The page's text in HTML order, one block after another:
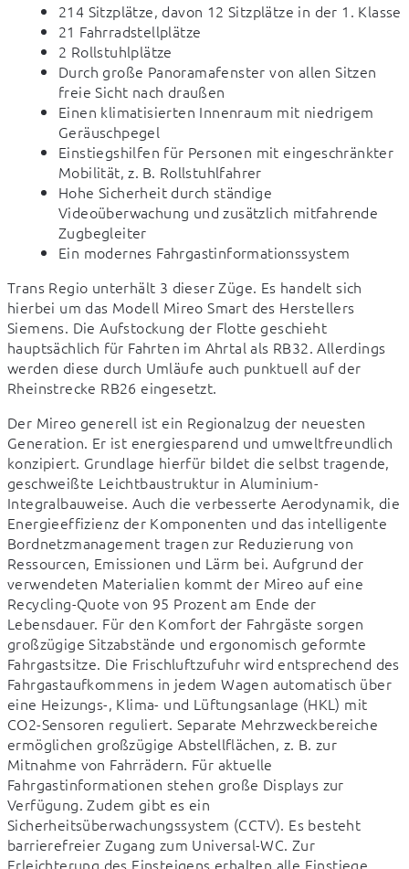
214 Sitzplätze, davon 12 Sitzplätze in der 1. Klasse
21 Fahrradstellplätze
2 Rollstuhlplätze
Durch große Panoramafenster von allen Sitzen
freie Sicht nach draußen
Einen klimatisierten Innenraum mit niedrigem
Geräuschpegel
Einstiegshilfen für Personen mit eingeschränkter
Mobilität, z. B. Rollstuhlfahrer
Hohe Sicherheit durch ständige
Videoüberwachung und zusätzlich mitfahrende
Zugbegleiter
Ein modernes Fahrgastinformationssystem
Trans Regio unterhält 3 dieser Züge. Es handelt sich
hierbei um das Modell Mireo Smart des Herstellers
Siemens. Die Aufstockung der Flotte geschieht
hauptsächlich für Fahrten im Ahrtal als RB32. Allerdings
werden diese durch Umläufe auch punktuell auf der
Rheinstrecke RB26 eingesetzt.
Der Mireo generell ist ein Regionalzug der neuesten
Generation. Er ist energiesparend und umweltfreundlich
konzipiert. Grundlage hierfür bildet die selbst tragende,
geschweißte Leichtbaustruktur in Aluminium-
Integralbauweise. Auch die verbesserte Aerodynamik, die
Energieeffizienz der Komponenten und das intelligente
Bordnetzmanagement tragen zur Reduzierung von
Ressourcen, Emissionen und Lärm bei. Aufgrund der
verwendeten Materialien kommt der Mireo auf eine
Recycling-Quote von 95 Prozent am Ende der
Lebensdauer. Für den Komfort der Fahrgäste sorgen
großzügige Sitzabstände und ergonomisch geformte
Fahrgastsitze. Die Frischluftzufuhr wird entsprechend des
Fahrgastaufkommens in jedem Wagen automatisch über
eine Heizungs-, Klima- und Lüftungsanlage (HKL) mit
CO2-Sensoren reguliert. Separate Mehrzweckbereiche
ermöglichen großzügige Abstellflächen, z. B. zur
Mitnahme von Fahrrädern. Für aktuelle
Fahrgastinformationen stehen große Displays zur
Verfügung. Zudem gibt es ein
Sicherheitsüberwachungssystem (CCTV). Es besteht
barrierefreier Zugang zum Universal-WC. Zur
Erleichterung des Einsteigens erhalten alle Einstiege